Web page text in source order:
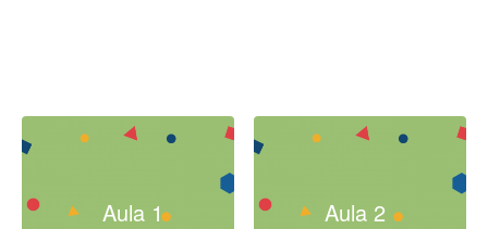
Aula 1 Aula 2